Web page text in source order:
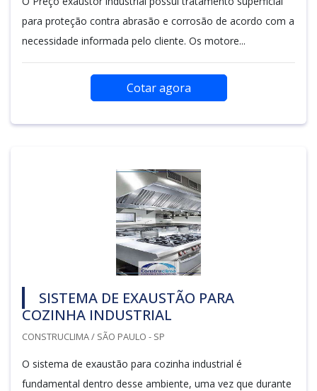
para proteção contra abrasão e corrosão de acordo com a
necessidade informada pelo cliente. Os motore...
Cotar agora
SISTEMA DE EXAUSTÃO PARA
COZINHA INDUSTRIAL
CONSTRUCLIMA / SÃO PAULO - SP
O sistema de exaustão para cozinha industrial é
fundamental dentro desse ambiente, uma vez que durante